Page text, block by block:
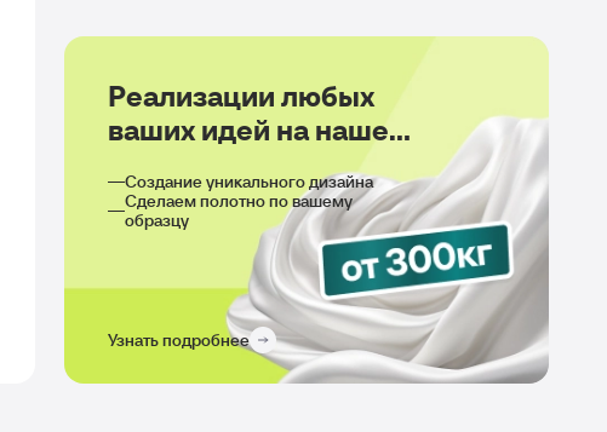
Реализации любых
ваших идей на нашем
Создание уникального дизайна
Сделаем полотно по вашему
образцу
Узнать подробнее